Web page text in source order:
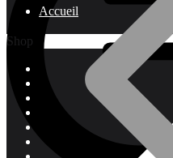
Accueil
Shop